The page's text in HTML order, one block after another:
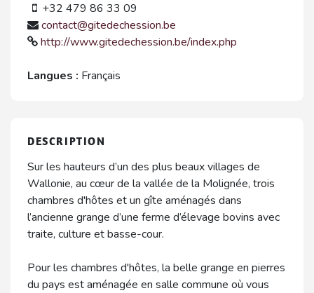
+32 479 86 33 09
contact@gitedechession.be
http://www.gitedechession.be/index.php
Langues : Français
DESCRIPTION
Sur les hauteurs d’un des plus beaux villages de
Wallonie, au cœur de la vallée de la Molignée, trois
chambres d'hôtes et un gîte aménagés dans
l’ancienne grange d’une ferme d’élevage bovins avec
traite, culture et basse-cour.
Pour les chambres d'hôtes, la belle grange en pierres
du pays est aménagée en salle commune où vous